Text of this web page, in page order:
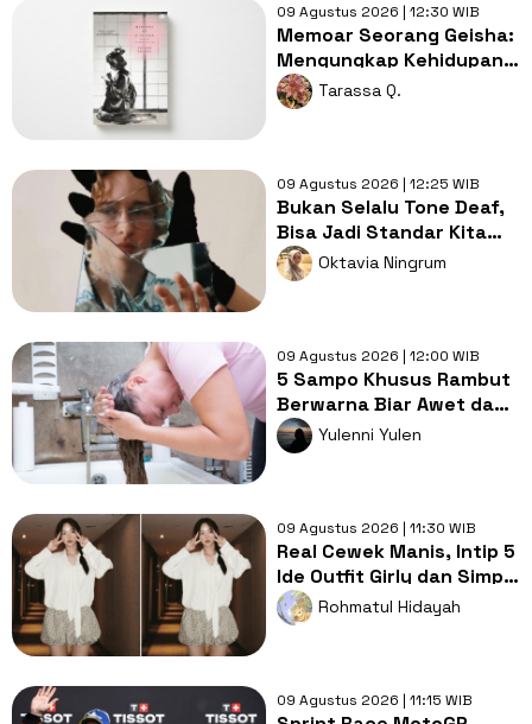
09 Agustus 2026 | 12:30 WIB
Memoar Seorang Geisha:
Mengungkap Kehidupan
Geisha Sebelum Perang
Dunia II
Tarassa Q.
09 Agustus 2026 | 12:25 WIB
Bukan Selalu Tone Deaf,
Bisa Jadi Standar Kita
yang Sudah Berbeda
Oktavia Ningrum
09 Agustus 2026 | 12:00 WIB
5 Sampo Khusus Rambut
Berwarna Biar Awet dan
Tahan Lama
Yulenni Yulen
09 Agustus 2026 | 11:30 WIB
Real Cewek Manis, Intip 5
Ide Outfit Girly dan Simpel
ala Chae SooBin!
Rohmatul Hidayah
09 Agustus 2026 | 11:15 WIB